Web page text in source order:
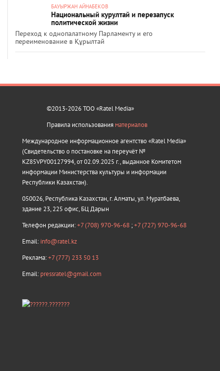
БАУЫРЖАН АЙНАБЕКОВ
Национальный курултай и перезапуск
политической жизни
Переход к однопалатному Парламенту и его
переименование в Құрылтай
©2013-2026 ТОО «Ratel Media»
Правила использования материалов
Международное информационное агентство «Ratel Media»
(Свидетельство о постановке на переучёт №
KZ85VPY00127994, от 02.09.2025 г., выданное Комитетом
информации Министерства культуры и информации
Республики Казахстан).
050026, Республика Казахстан, г. Алматы, ул. Муратбаева,
здание 23, 225 офис, БЦ Дарын
Телефон редакции:+7 (708) 970-96-68 ;+7 (727) 970-96-68
Email: info@ratel.kz
Реклама:+7 (777) 233 50 13
Email: pressratel@gmail.com